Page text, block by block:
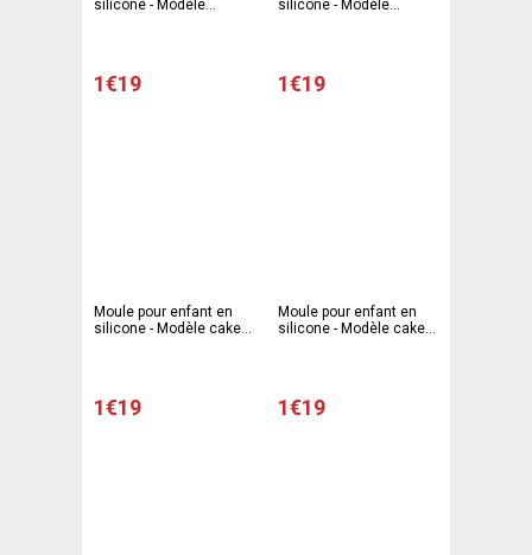
silicone - Modèle
1€19
silicone - Modèle
1€19
Moule pour enfant en
silicone - Modèle cake -
1€19
Moule pour enfant en
silicone - Modèle cake -
1€19